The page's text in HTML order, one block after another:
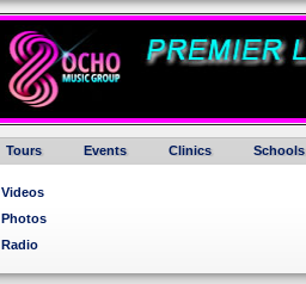
Tours Events Clinics Schools
Videos
Photos
Radio